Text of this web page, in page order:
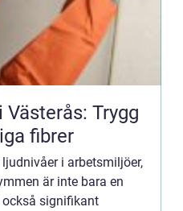
Trygg
fibrer
i arbetsmiljöer,
är inte bara en
signifikant